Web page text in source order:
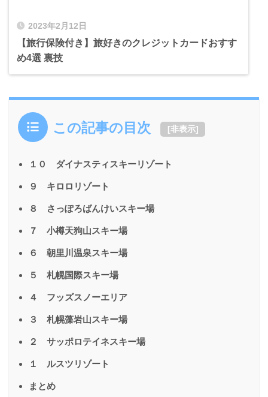
2023年2月12日
【旅行保険付き】旅好きのクレジットカードおすす
め4選 裏技
この記事の目次 [非表示]
１０ ダイナスティスキーリゾート
９ キロロリゾート
８ さっぽろばんけいスキー場
７ 小樽天狗山スキー場
６ 朝里川温泉スキー場
５ 札幌国際スキー場
４ フッズスノーエリア
３ 札幌藻岩山スキー場
２ サッポロテイネスキー場
１ ルスツリゾート
まとめ